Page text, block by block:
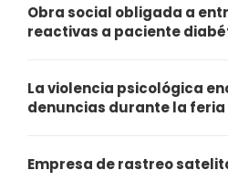
Obra social obligada a
reactivas a paciente
La violencia psicológica
denuncias durante la
Empresa de rastreo